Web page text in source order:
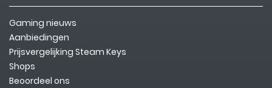
Gaming nieuws
Aanbiedingen
Prijsvergelijking Steam Keys
Shops
Beoordeel ons